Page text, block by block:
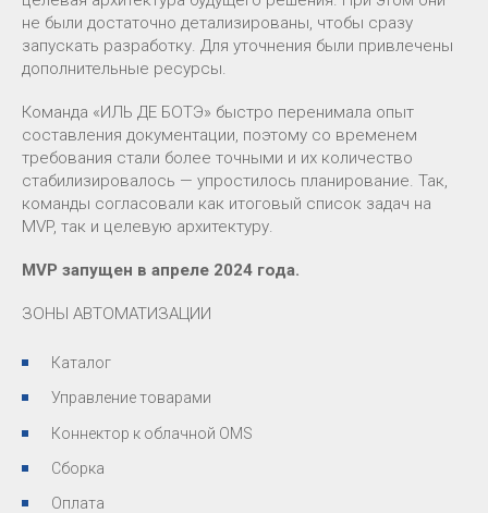
не были достаточно детализированы, чтобы сразу
запускать разработку. Для уточнения были привлечены
дополнительные ресурсы.
Команда «ИЛЬ ДЕ БОТЭ» быстро перенимала опыт
составления документации, поэтому со временем
требования стали более точными и их количество
стабилизировалось — упростилось планирование. Так,
команды согласовали как итоговый список задач на
MVP, так и целевую архитектуру.
MVP запущен в апреле 2024 года.
ЗОНЫ АВТОМАТИЗАЦИИ
Каталог
Управление товарами
Коннектор к облачной OMS
Сборка
Оплата